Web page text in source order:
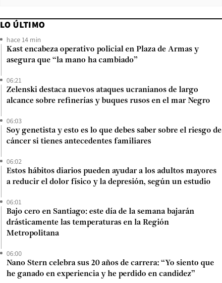
LO ÚLTIMO
hace 14 min
Kast encabeza operativo policial en Plaza de Armas y
asegura que “la mano ha cambiado”
06:21
Zelenski destaca nuevos ataques ucranianos de largo
alcance sobre refinerías y buques rusos en el mar Negro
06:03
Soy genetista y esto es lo que debes saber sobre el riesgo de
cáncer si tienes antecedentes familiares
06:02
Estos hábitos diarios pueden ayudar a los adultos mayores
a reducir el dolor físico y la depresión, según un estudio
06:01
Bajo cero en Santiago: este día de la semana bajarán
drásticamente las temperaturas en la Región
Metropolitana
06:00
Nano Stern celebra sus 20 años de carrera: “Yo siento que
he ganado en experiencia y he perdido en candidez”